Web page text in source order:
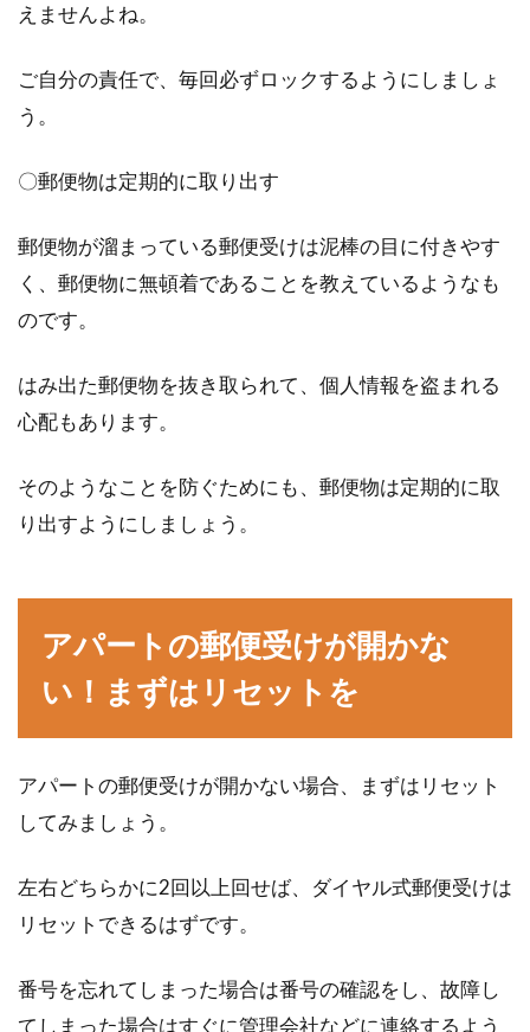
えませんよね。
ご自分の責任で、毎回必ずロックするようにしましょ
う。
〇郵便物は定期的に取り出す
郵便物が溜まっている郵便受けは泥棒の目に付きやす
く、郵便物に無頓着であることを教えているようなも
のです。
はみ出た郵便物を抜き取られて、個人情報を盗まれる
心配もあります。
そのようなことを防ぐためにも、郵便物は定期的に取
り出すようにしましょう。
アパートの郵便受けが開かな
い！まずはリセットを
アパートの郵便受けが開かない場合、まずはリセット
してみましょう。
左右どちらかに2回以上回せば、ダイヤル式郵便受けは
リセットできるはずです。
番号を忘れてしまった場合は番号の確認をし、故障し
てしまった場合はすぐに管理会社などに連絡するよう